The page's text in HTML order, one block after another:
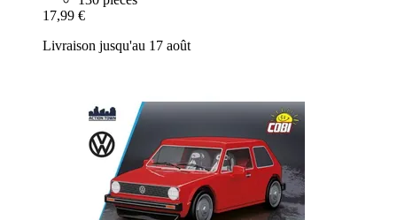
17,99 €
Livraison jusqu'au 17 août